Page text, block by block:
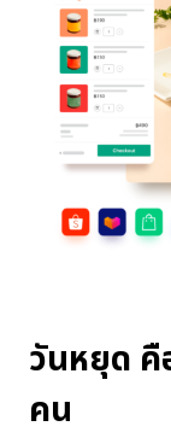
วันหยุด คื
คน